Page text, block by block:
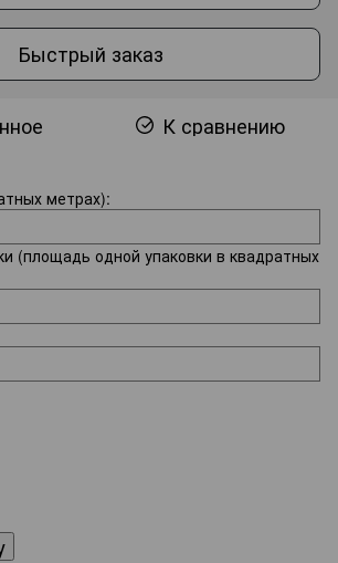
Быстрый заказ
К сравнению
метрах):
(площадь одной упаковки в квадратных